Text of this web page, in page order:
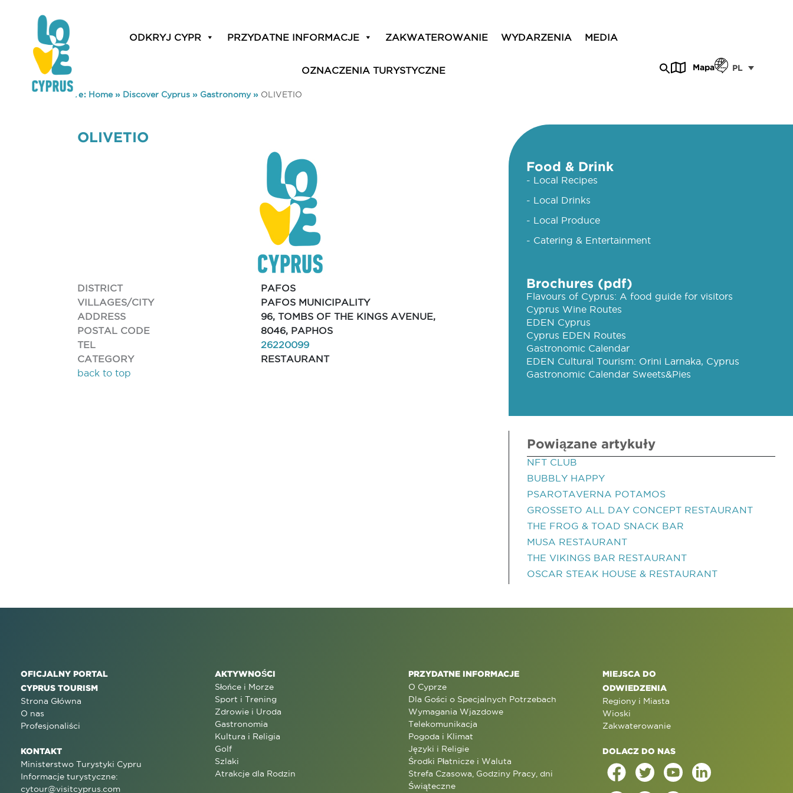
ODKRYJ CYPR PRZYDATNE INFORMACJE ZAKWATEROWANIE WYDARZENIA MEDIA
OZNACZENIA TURYSTYCZNE Mapa PL
You are here: Home» Discover Cyprus » Gastronomy» OLIVETIO
OLIVETIO
DISTRICT
PAFOS
VILLAGES/CITY
PAFOS MUNICIPALITY
ADDRESS
96, TOMBS OF THE KINGS AVENUE,
POSTAL CODE
8046, PAPHOS
TEL
26220099
CATEGORY
RESTAURANT
back to top
Food & Drink
- Local Recipes
- Local Drinks
- Local Produce
- Catering & Entertainment
Brochures (pdf)
Flavours of Cyprus: A food guide for visitors
Cyprus Wine Routes
EDEN Cyprus
Cyprus EDEN Routes
Gastronomic Calendar
EDEN Cultural Tourism: Orini Larnaka, Cyprus
Gastronomic Calendar Sweets&Pies
Powiązane artykuły
NFT CLUB
BUBBLY HAPPY
PSAROTAVERNA POTAMOS
GROSSETO ALL DAY CONCEPT RESTAURANT
THE FROG & TOAD SNACK BAR
MUSA RESTAURANT
THE VIKINGS BAR RESTAURANT
OSCAR STEAK HOUSE & RESTAURANT
OFICJALNY PORTAL
CYPRUS TOURISM
Strona Główna
O nas
Profesjonaliści
KONTAKT
Ministerstwo Turystyki Cypru
Informacje turystyczne:
cytour@visitcyprus.com
AKTYWNOŚCI
Słońce i Morze
Sport i Trening
Zdrowie i Uroda
Gastronomia
Kultura i Religia
Golf
Szlaki
Atrakcje dla Rodzin
PRZYDATNE INFORMACJE
O Cyprze
Dla Gości o Specjalnych Potrzebach
Wymagania Wjazdowe
Telekomunikacja
Pogoda i Klimat
Języki i Religie
Środki Płatnicze i Waluta
Strefa Czasowa, Godziny Pracy, dni
Świąteczne
MIEJSCA DO
ODWIEDZENIA
Regiony i Miasta
Wioski
Zakwaterowanie
DOLACZ DO NAS